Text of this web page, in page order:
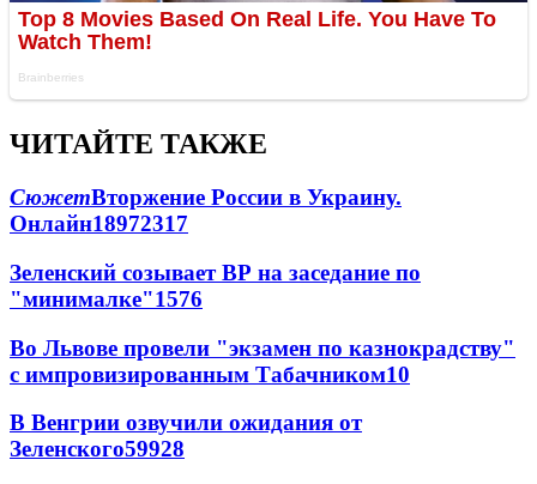
ЧИТАЙТЕ ТАКЖЕ
СюжетВторжение России в Украину.
Онлайн18972317
Зеленский созывает ВР на заседание по
"минималке"1576
Во Львове провели "экзамен по казнокрадству"
с импровизированным Табачником10
В Венгрии озвучили ожидания от
Зеленского59928